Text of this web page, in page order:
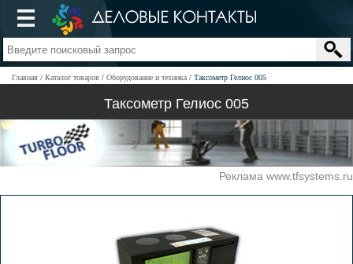
Главная Каталог товаров Оборудование и техника Таксометр Гелиос 005
Таксометр Гелиос 005
Реклама www.tfsystems.ru